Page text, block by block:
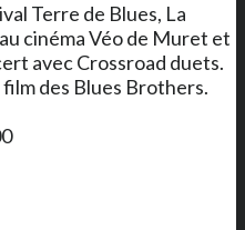
Terre de Blues, La
cinéma Véo de Muret et
avec Crossroad duets.
des Blues Brothers.